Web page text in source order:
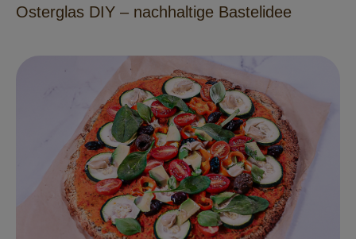
Osterglas DIY – nachhaltige Bastelidee